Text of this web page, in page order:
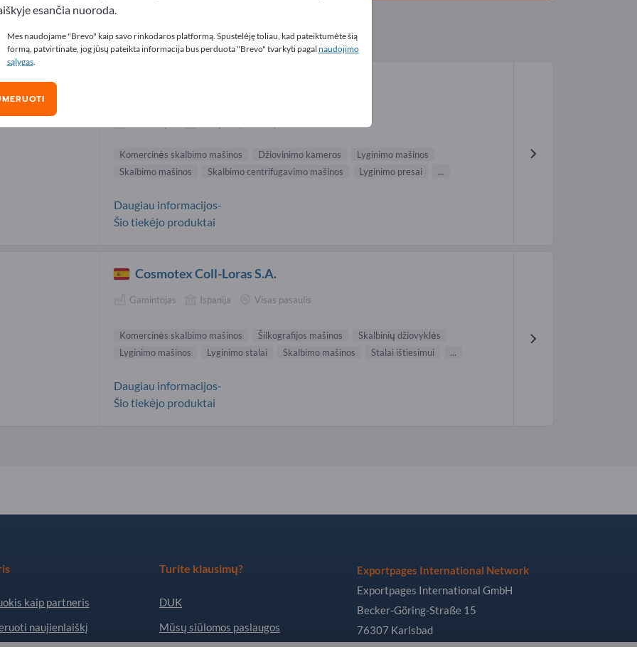
skalbimo mašinos tiekėjai (2)
Komercinės skalbimo mašinos Džiovinimo kameros
Lyginimo mašinos
Skalbimo mašinos
Skalbimo centrifugavimo mašinos Lyginimo presai ...
Daugiau informacijos-
Šio tiekėjo produktai
Cosmotex Coll-Loras S.A.
Gamintojas Ispanija Visas pasaulis
Komercinės skalbimo mašinos Šilkografijos mašinos
Skalbinių džiovyklės
Lyginimo mašinos
Lyginimo stalai Skalbimo mašinos Stalai ištiesimui ...
Daugiau informacijos-
Šio tiekėjo produktai
kaip partneris
naujienlaiškį
Turite klausimų?
DUK
Mūsų siūlomos paslaugos
Exportpages International Network
Exportpages International GmbH
Becker-Göring-Straße 15
76307 Karlsbad
esančia nuoroda.
Mes naudojame "Brevo" kaip savo rinkodaros platformą. Spustelėję toliau, kad pateiktumėte šią
formą, patvirtinate, jog jūsų pateikta informacija bus perduota "Brevo" tvarkyti pagal naudojimo
sąlygas.